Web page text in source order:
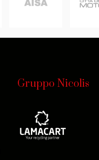
Gruppo Nicolis